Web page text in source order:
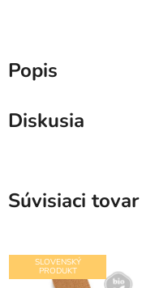
Popis
Diskusia
Súvisiaci tovar
SLOVENSKÝ
PRODUKT